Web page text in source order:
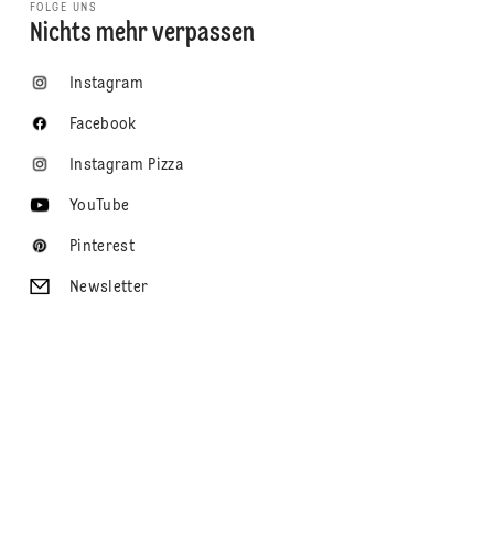
FOLGE UNS
Nichts mehr verpassen
Instagram
Facebook
Instagram Pizza
YouTube
Pinterest
Newsletter